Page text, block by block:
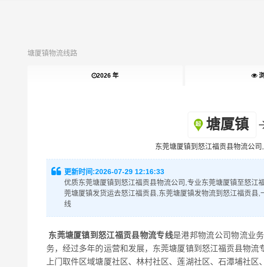
塘厦镇物流线路
2026 年
塘厦镇
东莞塘厦镇到怒江福贡县物流公
更新时间:2026-07-29 12:16:33
优质东莞塘厦镇到怒江福贡县物流公司,专业东莞塘厦镇至怒江
莞塘厦镇发货运去怒江福贡县,东莞塘厦镇发物流到怒江福贡县
线
东莞塘厦镇到怒江福贡县物流专线是港邦物流公司物流业
务，经过多年的运营和发展，东莞塘厦镇到怒江福贡县物
上门取件区域塘厦社区、林村社区、莲湖社区、石潭埔社